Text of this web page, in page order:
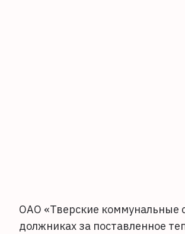
ОАО «Тверские коммунальные
должниках за поставленное